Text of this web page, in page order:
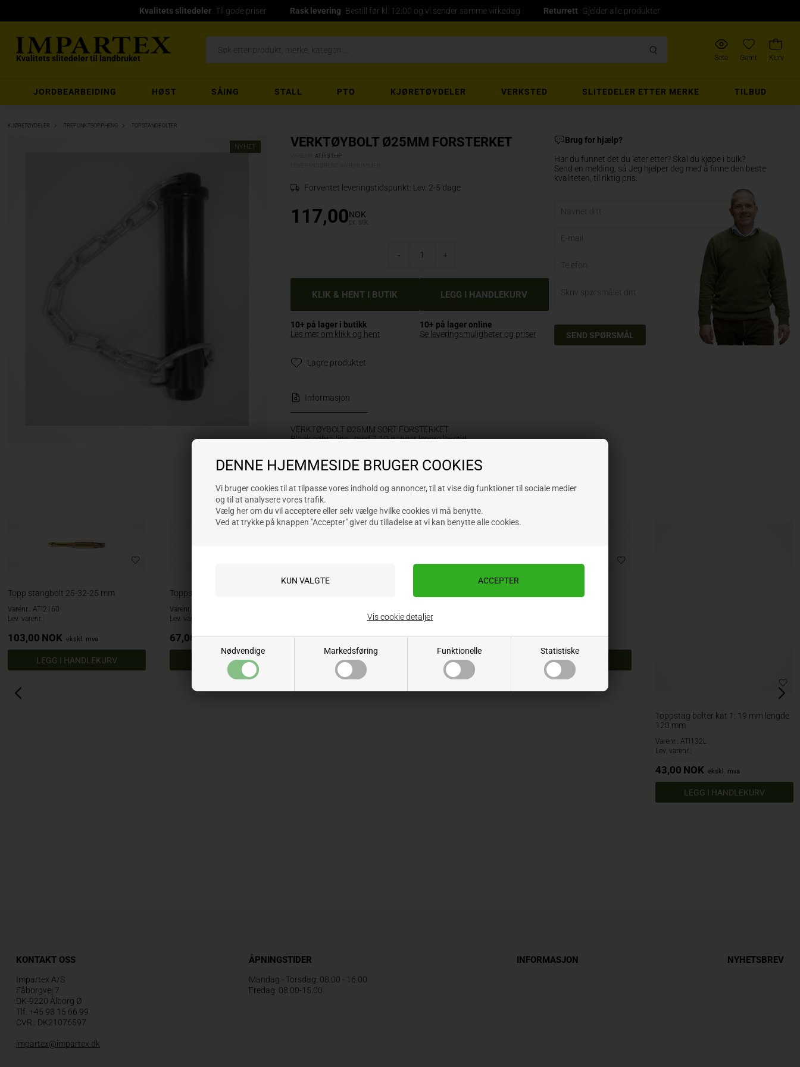
DENNE HJEMMESIDE BRUGER COOKIES
Vi bruger cookies til at tilpasse vores indhold og annoncer, til at vise dig funktioner til sociale medier
og til at analysere vores trafik.
Vælg her om du vil acceptere eller selv vælge hvilke cookies vi må benytte.
Ved at trykke på knappen "Accepter" giver du tilladelse at vi kan benytte alle cookies.
Nødvendige Markedsføring Funktionelle Statistiske
Vis cookie detaljer
Kvalitets slitedeler Til gode priser Rask levering Bestill før kl. 12:00 og vi sender samme virkedag Returrett Gjelder alle produkter
Kvalitets slitedeler til landbruket Sete Gemt Kurv
JORDBEARBEIDING HØST SÅING STALL PTO KJØRETØYDELER VERKSTED SLITEDELER ETTER MERKE TILBUD
KJØRETØYDELER TREPUNKTSOPPHENG TOPSTANGBOLTER
NYHET VERKTØYBOLT Ø25MM FORSTERKET
ATI131HP
Forventet leveringstidspunkt: Lev. 2-5 dage
117,00NOK
pr. stk.
- +
10+ på lager i butikk
Les mer om klikk og hent
VELG VARIANT
10+ på lager online
Se leveringsmuligheter og priser
Lagre produktet
Informasjon
VERKTØYBOLT Ø25MM SORT FORSTERKET.
Black cobra line - med 7-10 ganger lengre levetid
Brug for hjælp?
Har du funnet det du leter etter? Skal du kjøpe i bulk?
Send en melding, så Jeg hjelper deg med å finne den beste
kvaliteten, til riktig pris.
Se også disse produktene
Topp stangbolt 25-32-25 mm
Varenr.: ATI2160
Lev. varenr.:
103,00 NOK ekskl. mva
Toppstag bolter 19-25-19 mm
Varenr.: ATI2150
Lev. varenr.:
67,00NOK ekskl. mva
Toppstag bolter 22-28-22 mm
Lev. varenr.:
84,00NOK ekskl. mva
Toppstag bolter 28-36-28 mm
140,00NOK ekskl. mva
KONTAKT OSS
Impartex A/S
Fåborgvej 7
DK-9220 Ålborg Ø
Tlf. +45 98 15 66 99
CVR.: DK21076597
impartex@impartex.dk
ÅPNINGSTIDER
Mandag - Torsdag: 08.00 - 16.00
Fredag: 08.00-15.00
INFORMASJON NYHETSBREV